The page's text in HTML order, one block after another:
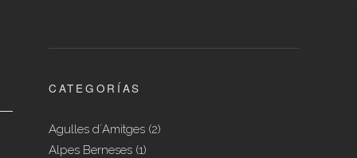
CATEGORÍAS
Agulles d´Amitges (2)
Alpes Berneses (1)